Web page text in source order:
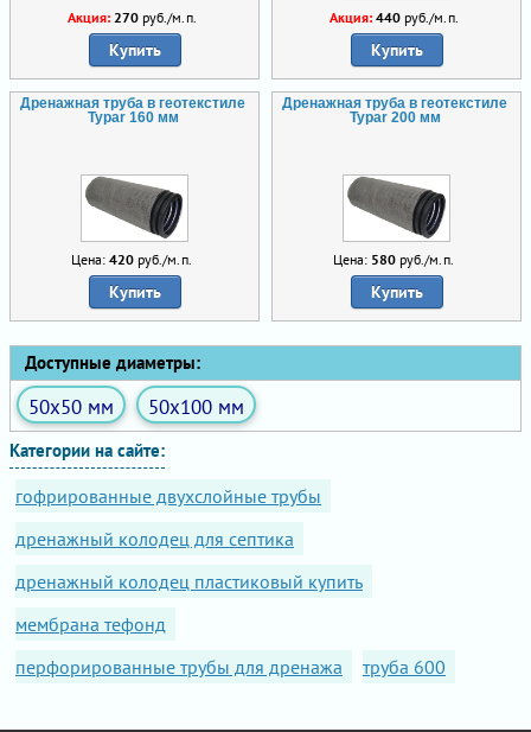
Акция: 270руб./м.п.
Купить
Акция: 440руб./м.п.
Купить
Дренажная труба в геотекстиле
Typar 160 мм
Цена: 420 руб./м.п.
Купить
Дренажная труба в геотекстиле
Typar 200 мм
Цена: 580 руб./м.п.
Купить
Доступные диаметры:
50x50 мм 50x100 мм
Категории на сайте:
гофрированные двухслойные трубы
дренажный колодец для септика
дренажный колодец пластиковый купить
мембрана тефонд
перфорированные трубы для дренажа
труба 600